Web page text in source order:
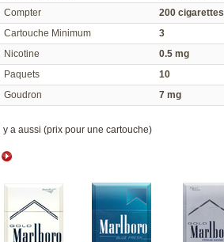
Compter
200 cigarette
Cartouche Minimum
3
Nicotine
0.5 mg
Paquet
10
Goudron
7 mg
Il y a aussi (prix pour une cartouche)